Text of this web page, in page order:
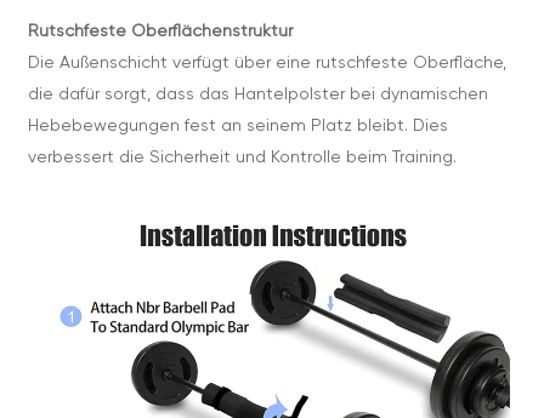
Rutschfeste Oberflächenstruktur
Die Außenschicht verfügt über eine rutschfeste Oberfläche,
die dafür sorgt, dass das Hantelpolster bei dynamischen
Hebebewegungen fest an seinem Platz bleibt. Dies
verbessert die Sicherheit und Kontrolle beim Training.